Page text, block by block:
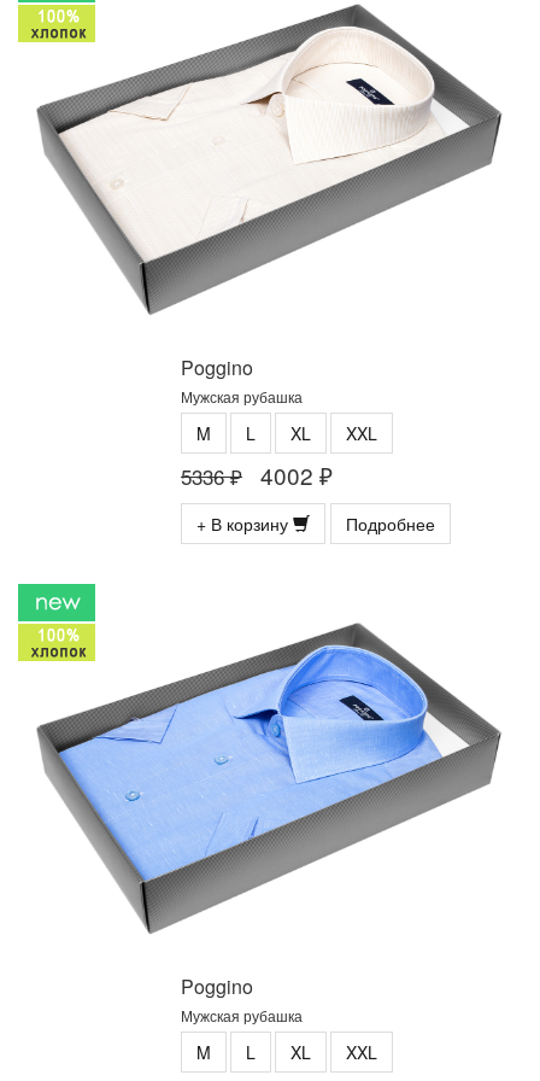
Poggino
Мужская рубашка
M L XL XXL
5336 ₽ 4002 ₽
+ В корзину Подробнее
Poggino
Мужская рубашка
M L XL XXL